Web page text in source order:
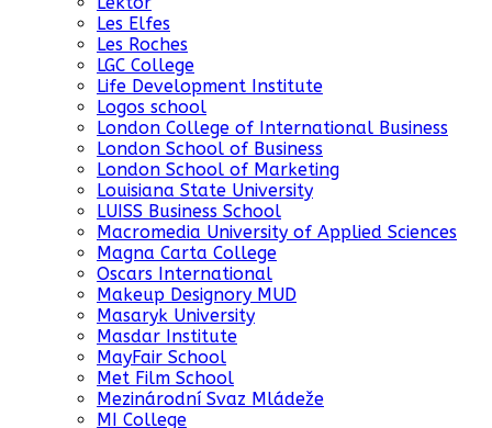
Les Elfes
Les Roches
LGC College
Life Development Institute
Logos school
London College of International Business
London School of Business
London School of Marketing
Louisiana State University
LUISS Business School
Macromedia University of Applied Sciences
Magna Carta College
Oscars International
Makeup Designory MUD
Masaryk University
Masdar Institute
MayFair School
Met Film School
Mezinárodní Svaz Mládeže
MI College